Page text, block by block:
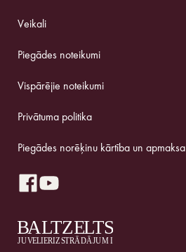
Veikali
Piegādes noteikumi
Vispārējie noteikumi
Privātuma politika
Piegādes norēķinu kārtība un apmaksa